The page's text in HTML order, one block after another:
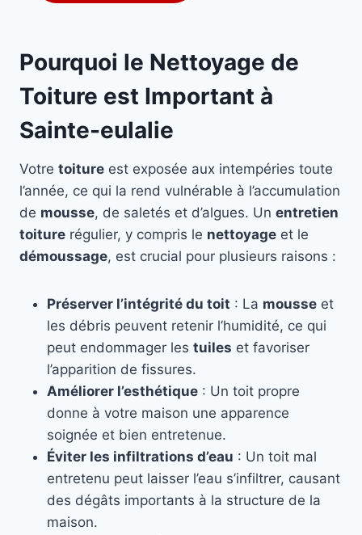
Pourquoi le Nettoyage de
Toiture est Important à
Sainte-eulalie
Votre toiture est exposée aux intempéries toute
l’année, ce qui la rend vulnérable à l’accumulation
de mousse, de saletés et d’algues. Un entretien
toiture régulier, y compris le nettoyage et le
démoussage, est crucial pour plusieurs raisons :
Préserver l’intégrité du toit : La mousse et
les débris peuvent retenir l’humidité, ce qui
peut endommager les tuiles et favoriser
l’apparition de fissures.
Améliorer l’esthétique : Un toit propre
donne à votre maison une apparence
soignée et bien entretenue.
Éviter les infiltrations d’eau : Un toit mal
entretenu peut laisser l’eau s’infiltrer, causant
des dégâts importants à la structure de la
maison.